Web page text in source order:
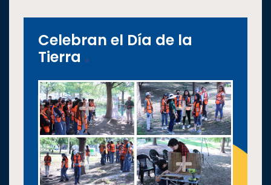
Celebran el Día de la
Tierra